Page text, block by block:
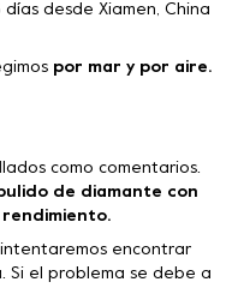
desde Xiamen, China
por mar y por aire.
como comentarios.
de diamante con
intentaremos encontrar
Si el problema se debe a